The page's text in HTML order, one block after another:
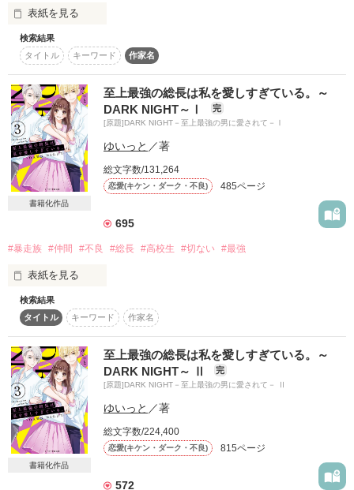
名の通り、慎ましく上品な男
否、
表面上、そう見えるだけの男
否、
彼の本質を知る者など、存在しない。
他の男じゃ、物足りないでしょ？」
街にあかりが灯ったとき、
不敵に素敵な夜が始まる
CLASSIC DARK
クラシック・ダーク
その瞳はいつも
真っ黒な世界を映していた。
月のない夜に
誰も知らない秘密の部屋で
「死ぬほど可愛がってやる」
不敵に笑った男が
私の耳元で囁く。
夕立 響平
Yûdachi  Kyohei
表紙を見る
あの日から、私に感情がなくなった。
笑えても、作り笑いしか出来ない。
泣きたい。けど私が泣いてはいけない。
そう、だって私は人殺しだもの。
ならば、仲間、友達なんて要らない。
最初から、作らなければいい。
私は、人間が嫌いだ。
ーー…
もう、仲間なんて作らないと思っていた。なのに、あいつらに
検索結果
タイトル
キーワード 作家名
書籍化作品
至上最強の総長は私を愛しすぎている。～
DARK NIGHT～Ⅰ
完
[原題]DARK NIGHT－至上最強の男に愛されて－Ⅰ
ゆいっと ／著
総文字数/131,264
恋愛(キケン・ダーク・不良) 485ページ
695
#暴走族 #仲間 #不良 #総長 #高校生 #切ない #最強
表紙を見る
「黙って俺に守られとけ」
その世界のNo.1に君臨する
至上最強の男
【灰雅】総長
検索結果
タイトル
キーワード 作家名
書籍化作品
至上最強の総長は私を愛しすぎている。～
DARK NIGHT～ Ⅱ
完
[原題]DARK NIGHT－至上最強の男に愛されて－ Ⅱ
ゆいっと ／著
総文字数/224,400
恋愛(キケン・ダーク・不良) 815ページ
572